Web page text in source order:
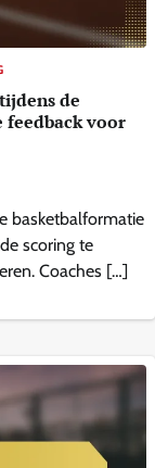
de
feedback voor
basketbalformatie
scoring te
Coaches […]